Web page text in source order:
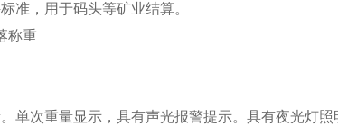
准，用于码头等矿业结算。
称重
单次重量显示，具有声光报警提示。具有夜光灯照